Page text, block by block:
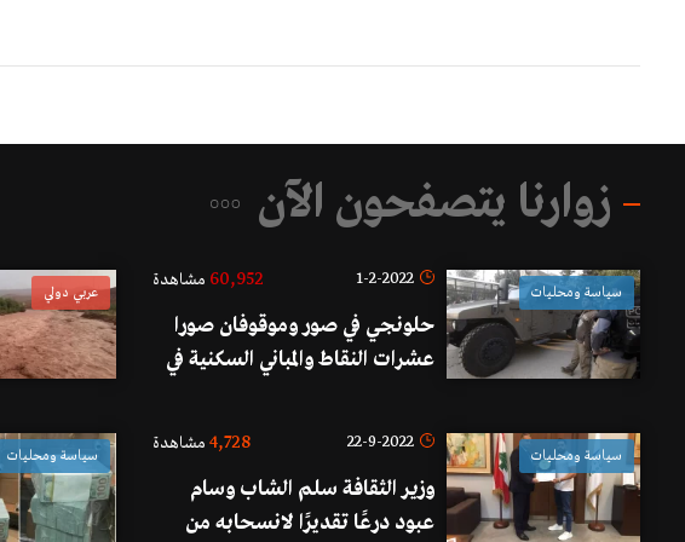
زوارنا يتصفحون الآن
سياسة ومحليات
1-2-2022
60,952 مشاهدة
حلونجي في صور وموقوفان صورا
عشرات النقاط والمباني السكنية في
وكسروان..الأخبار تنشر: تفاصيل
الإسرائيليّة!
عربي دولي
سياسة ومحليات
22-9-2022
4,728 مشاهدة
وزير الثقافة سلم الشاب وسام
عبود درعًا تقديرًا لانسحابه من
سياسة ومحليات